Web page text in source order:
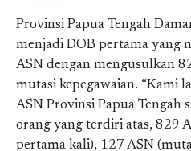
Provinsi Papua Tengah
menjadi DOB pertama yang
ASN dengan mengusulkan
mutasi kepegawaian. “Kami
ASN Provinsi Papua Tengah
orang yang terdiri atas, 829
pertama kali), 127 ASN